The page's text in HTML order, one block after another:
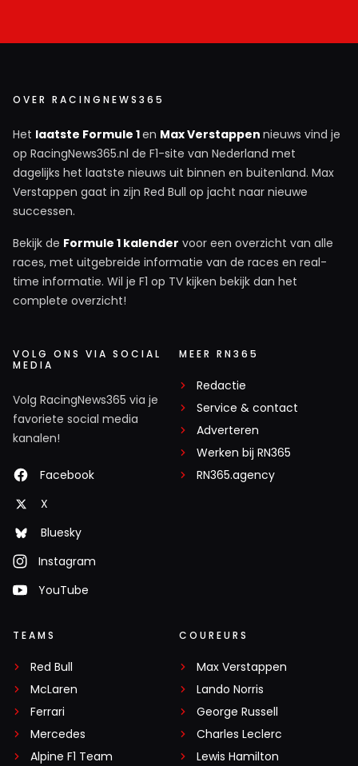
OVER RACINGNEWS365
Het laatste Formule 1en Max Verstappen nieuws vind je
op RacingNews365.nl de F1-site van Nederland met
dagelijks het laatste nieuws uit binnen en buitenland. Max
Verstappen gaat in zijn Red Bull op jacht naar nieuwe
successen.
Bekijk de Formule 1 kalender voor een overzicht van alle
races, met uitgebreide informatie van de races en real-
time informatie. Wil je F1 op TV kijken bekijk dan het
complete overzicht!
VOLG ONS VIA SOCIAL
MEDIA
Volg RacingNews365 via je
favoriete social media
kanalen!
Facebook
X
Bluesky
Instagram
YouTube
MEER RN365
Redactie
Service & contact
Adverteren
Werken bij RN365
RN365.agency
TEAMS
Red Bull
McLaren
Ferrari
Mercedes
Alpine F1 Team
COUREURS
Max Verstappen
Lando Norris
George Russell
Charles Leclerc
Lewis Hamilton